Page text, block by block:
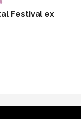
Festival ex